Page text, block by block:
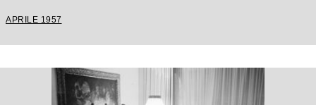
APRILE 1957